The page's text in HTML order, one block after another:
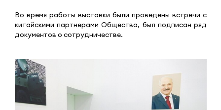
Во время работы выставки были проведены встречи с
китайскими партнерами Общества, был подписан ряд
документов о сотрудничестве.